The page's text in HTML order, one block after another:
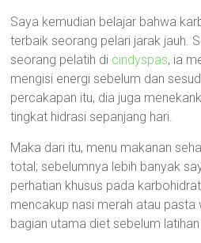
Saya kemudian belajar bahwa
terbaik seorang pelari jarak jauh.
seorang pelatih di cindyspas, ia
mengisi energi sebelum dan
percakapan itu, dia juga
tingkat hidrasi sepanjang hari.
Maka dari itu, menu makanan
total; sebelumnya lebih banyak
perhatian khusus pada
mencakup nasi merah atau pasta
bagian utama diet sebelum